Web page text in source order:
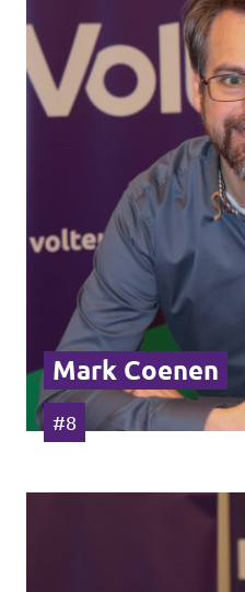
Mark Coenen
#8